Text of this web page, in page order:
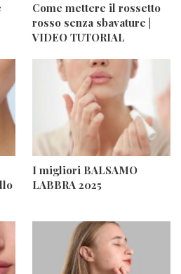
Come mettere il rossetto
rosso senza sbavature |
VIDEO TUTORIAL
I migliori BALSAMO
LABBRA 2025